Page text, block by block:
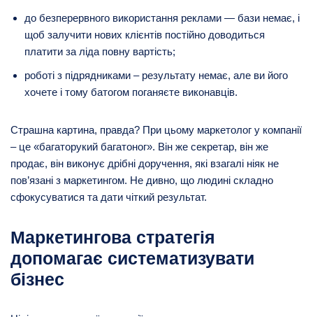
до безперервного використання реклами — бази немає, і
щоб залучити нових клієнтів постійно доводиться
платити за ліда повну вартість;
роботі з підрядниками – результату немає, але ви його
хочете і тому батогом поганяєте виконавців.
Страшна картина, правда? При цьому маркетолог у компанії
– це «багаторукий багатоног». Він же секретар, він же
продає, він виконує дрібні доручення, які взагалі ніяк не
пов’язані з маркетингом. Не дивно, що людині складно
сфокусуватися та дати чіткий результат.
Маркетингова стратегія
допомагає систематизувати
бізнес